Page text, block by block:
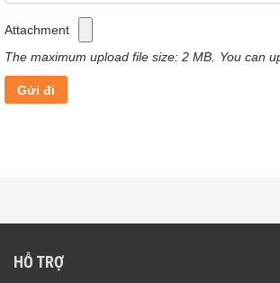
Giá sản phẩm trên web đã bao gồm
Xiaomi Hải Dương có hỗ trợ không?
cách nào?
Attachment
The maximum upload file size: 2 MB.
You can
HỖ TRỢ